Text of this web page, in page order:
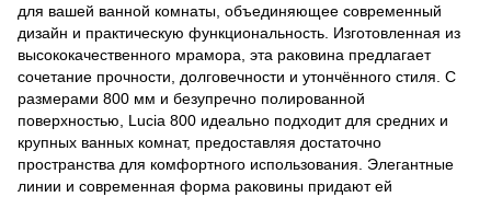
для вашей ванной комнаты, объединяющее современный
дизайн и практическую функциональность. Изготовленная из
высококачественного мрамора, эта раковина предлагает
сочетание прочности, долговечности и утончённого стиля. С
размерами 800 мм и безупречно полированной
поверхностью, Lucia 800 идеально подходит для средних и
крупных ванных комнат, предоставляя достаточно
пространства для комфортного использования. Элегантные
линии и современная форма раковины придают ей